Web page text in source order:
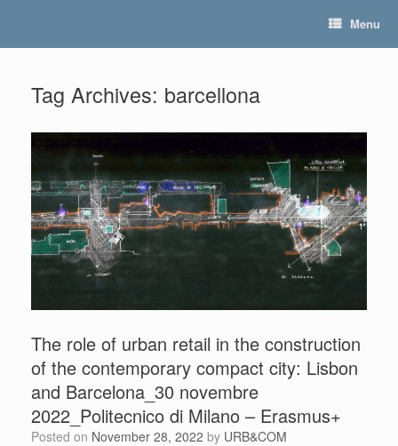
Menu
Tag Archives: barcellona
The role of urban retail in the construction
of the contemporary compact city: Lisbon
and Barcelona_30 novembre
2022_Politecnico di Milano – Erasmus+
Posted on November 28, 2022 by URB&COM